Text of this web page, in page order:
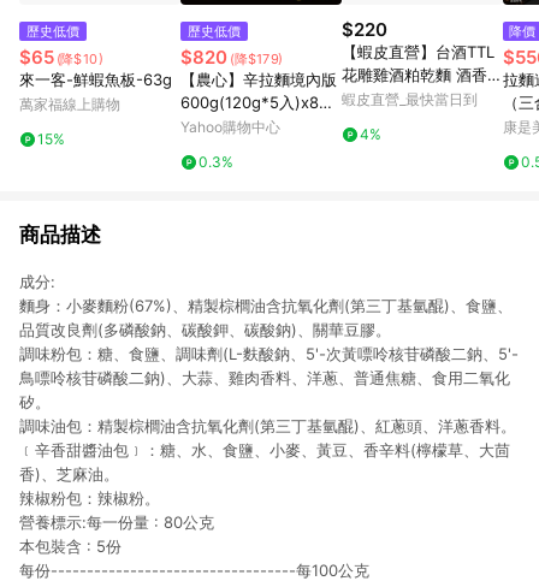
歷史低價
$65 (降$10)
來一客-鮮蝦魚板-63g
萬家福線上購物
15%
歷史低價
$820 (降$179)
【農心】辛拉麵境內版
600g(120g*5入)x8袋/
組(即期特惠)
Yahoo購物中心
0.3%
$220
【蝦皮直營】台酒TTL
花雕雞酒粕乾麵 酒香炸
醬風味
蝦皮直營_最快當日到
4%
降價
拉麵
（
康是
商品描述
成分:
麵身：小麥麵粉(67%)、精製棕櫚油含抗氧化劑(第三丁基氫醌)、食鹽、
品質改良劑(多磷酸鈉、碳酸鉀、碳酸鈉)、關華豆膠。
調味粉包：糖、食鹽、調味劑(L-麩酸鈉、5'-次黃嘌呤核苷磷酸二鈉、5'-
鳥嘌呤核苷磷酸二鈉)、大蒜、雞肉香料、洋蔥、普通焦糖、食用二氧化
矽。
調味油包：精製棕櫚油含抗氧化劑(第三丁基氫醌)、紅蔥頭、洋蔥香料。
﹝辛香甜醬油包﹞：糖、水、食鹽、小麥、黃豆、香辛料(檸檬草、大茴
香)、芝麻油。
辣椒粉包：辣椒粉。
營養標示:每一份量 : 80公克
本包裝含 : 5份
每份----------------------------------每100公克